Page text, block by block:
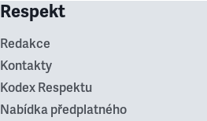
Respekt
Redakce
Kontakty
Kodex Respektu
Nabídka předplatného